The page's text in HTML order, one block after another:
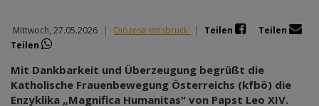
Mittwoch, 27.05.2026 | Diözese Innsbruck | Teilen
Teilen
Teilen
Mit Dankbarkeit und Überzeugung begrüßt die
Katholische Frauenbewegung Österreichs (kfbö) die
Enzyklika „Magnifica Humanitas" von Papst Leo XIV.